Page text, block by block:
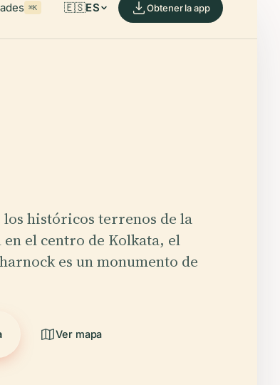
⌘K 🇪🇸ES Obtener la app
históricos terrenos de la
en el centro de Kolkata, el
es un monumento de
Ver mapa